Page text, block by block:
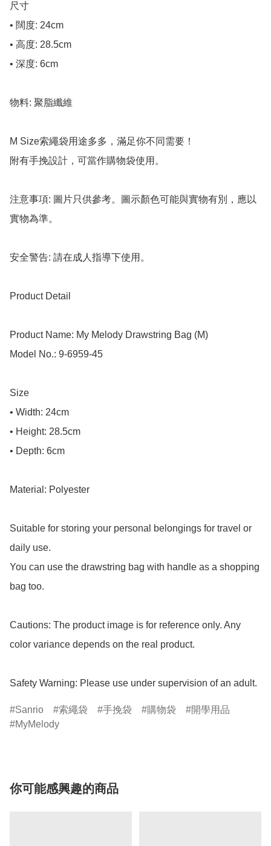
尺寸
• 闊度: 24cm
• 高度: 28.5cm
• 深度: 6cm
物料: 聚脂纖維
M Size索繩袋用途多多，滿足你不同需要！
附有手挽設計，可當作購物袋使用。
注意事項: 圖片只供參考。圖示顏色可能與實物有別，應以
實物為準。
安全警告: 請在成人指導下使用。
Product Detail
Product Name: My Melody Drawstring Bag (M)
Model No.: 9-6959-45
Size
• Width: 24cm
• Height: 28.5cm
• Depth: 6cm
Material: Polyester
Suitable for storing your personal belongings for travel or
daily use.
You can use the drawstring bag with handle as a shopping
bag too.
Cautions: The product image is for reference only. Any
color variance depends on the real product.
Safety Warning: Please use under supervision of an adult.
Sanrio 索繩袋 手挽袋 購物袋
開學用品
MyMelody
你可能感興趣的商品